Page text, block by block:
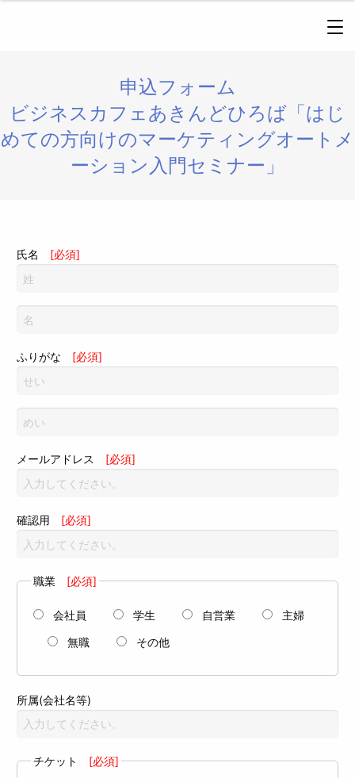
申込フォーム
ビジネスカフェあきんどひろば「はじ
めての方向けのマーケティングオートメ
ーション入門セミナー」
氏名 [必須]
ふりがな [必須]
メールアドレス [必須]
確認用 [必須]
職業[必須]
会社員 学生 自営業
主婦
無職
その他
所属(会社名等)
チケット [必須]